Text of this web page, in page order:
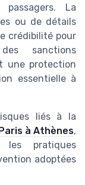
La
ou de détails
crédibilité pour
sanctions
une protection
essentielle à
liés à la
à Athènes,
pratiques
adoptées